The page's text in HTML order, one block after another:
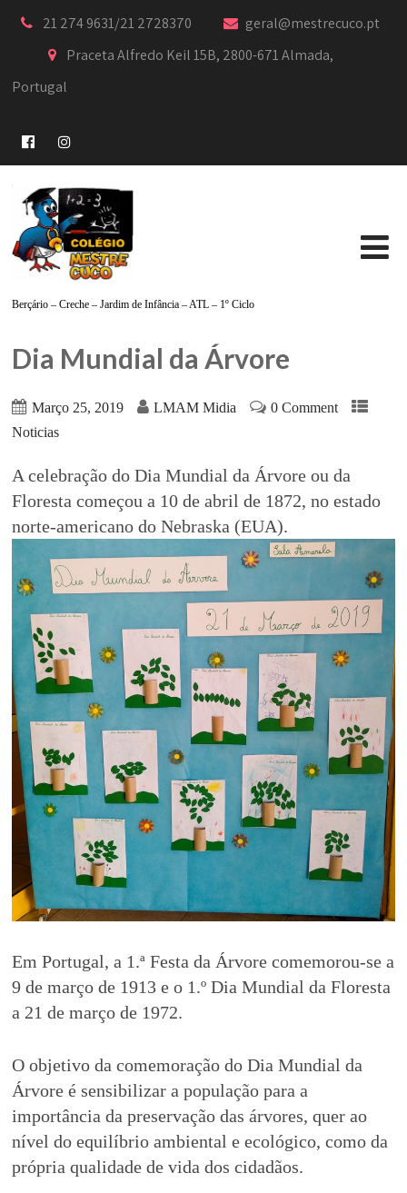
21 274 9631/21 2728370
geral@mestrecuco.pt
Praceta Alfredo Keil 15B, 2800-671 Almada,
Portugal
Berçário – Creche – Jardim de Infância – ATL – 1º Ciclo
Dia Mundial da Árvore
Março 25, 2019 LMAM Midia
0 Comment
Noticias
A celebração do Dia Mundial da Árvore ou da
Floresta começou a 10 de abril de 1872, no estado
norte-americano do Nebraska (EUA).
Em Portugal, a 1.ª Festa da Árvore comemorou-se a
9 de março de 1913 e o 1.º Dia Mundial da Floresta
a 21 de março de 1972.
O objetivo da comemoração do Dia Mundial da
Árvore é sensibilizar a população para a
importância da preservação das árvores, quer ao
nível do equilíbrio ambiental e ecológico, como da
própria qualidade de vida dos cidadãos.